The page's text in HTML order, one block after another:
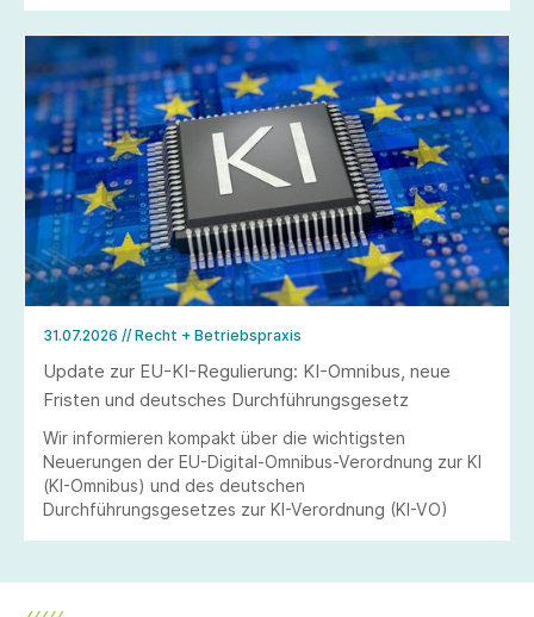
31.07.2026 // Recht + Betriebspraxis
Update zur EU-KI-Regulierung: KI-Omnibus, neue
Fristen und deutsches Durchführungsgesetz
Wir informieren kompakt über die wichtigsten
Neuerungen der EU-Digital-Omnibus-Verordnung zur KI
(KI-Omnibus) und des deutschen
Durchführungsgesetzes zur KI-Verordnung (KI-VO)